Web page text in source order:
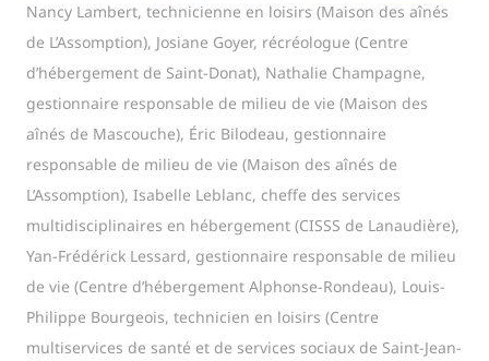
Nancy Lambert, technicienne en loisirs (Maison des aînés
de L’Assomption), Josiane Goyer, récréologue (Centre
d’hébergement de Saint-Donat), Nathalie Champagne,
gestionnaire responsable de milieu de vie (Maison des
aînés de Mascouche), Éric Bilodeau, gestionnaire
responsable de milieu de vie (Maison des aînés de
L’Assomption), Isabelle Leblanc, cheffe des services
multidisciplinaires en hébergement (CISSS de Lanaudière),
Yan-Frédérick Lessard, gestionnaire responsable de milieu
de vie (Centre d’hébergement Alphonse-Rondeau), Louis-
Philippe Bourgeois, technicien en loisirs (Centre
multiservices de santé et de services sociaux de Saint-Jean-